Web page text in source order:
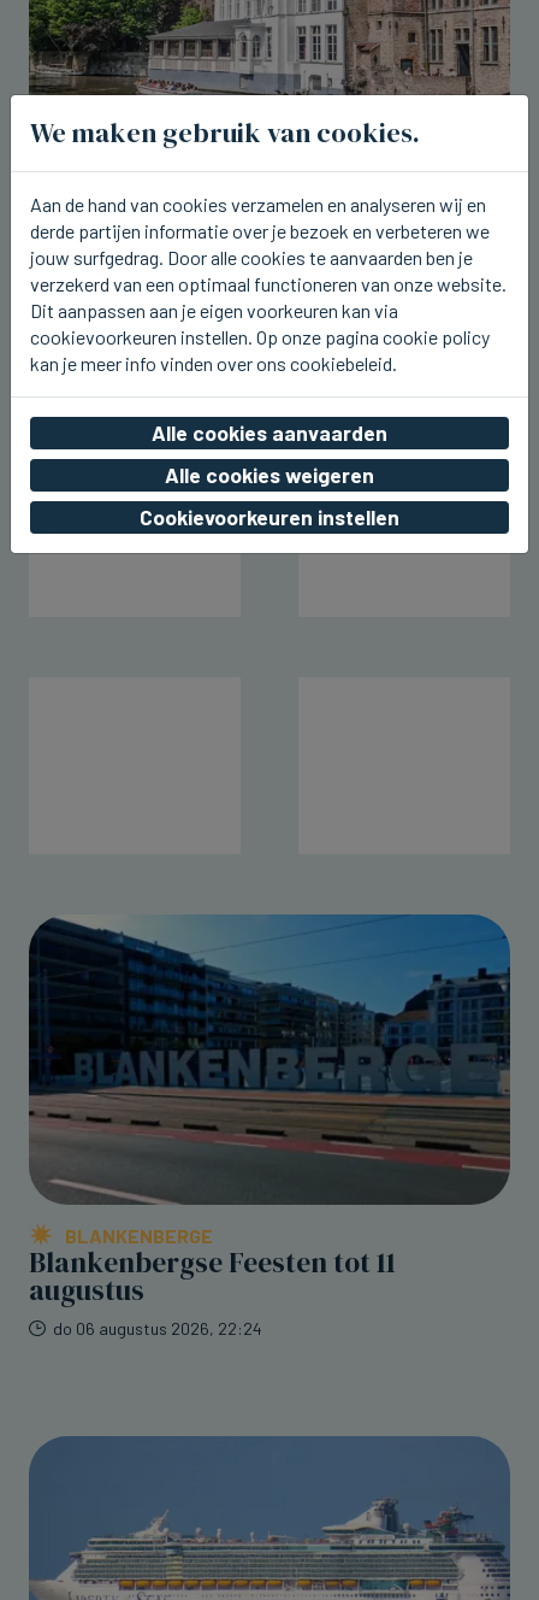
BRUGGE
Brugge lokte in juli 850.000 toeristen
do 06 augustus 2026, 23:48
BLANKENBERGE
Blankenbergse Feesten tot 11
augustus
do 06 augustus 2026, 22:24
We maken gebruik van cookies.
Aan de hand van cookies verzamelen en analyseren wij en
derde partijen informatie over je bezoek en verbeteren we
jouw surfgedrag. Door alle cookies te aanvaarden ben je
verzekerd van een optimaal functioneren van onze website.
Dit aanpassen aan je eigen voorkeuren kan via
cookievoorkeuren instellen. Op onze pagina cookie policy
kan je meer info vinden over ons cookiebeleid.
Alle cookies aanvaarden
Alle cookies weigeren
Cookievoorkeuren instellen